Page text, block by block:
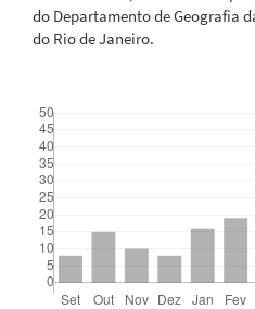
do Departamento de Geografia
do Rio de Janeiro.